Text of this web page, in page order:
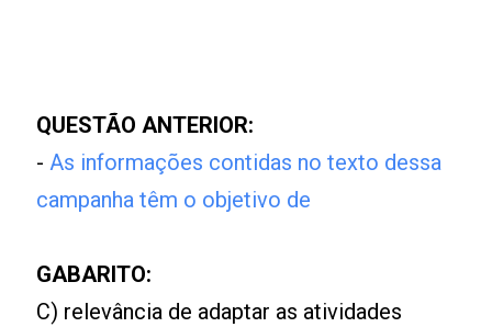
QUESTÃO ANTERIOR:
-As informações contidas no texto dessa
campanha têm o objetivo de
GABARITO:
C) relevância de adaptar as atividades